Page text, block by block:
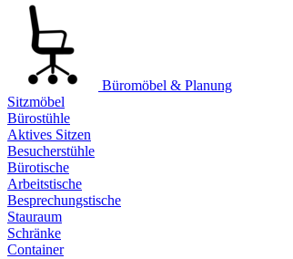
Büromöbel & Planung
Sitzmöbel
Bürostühle
Aktives Sitzen
Besucherstühle
Bürotische
Arbeitstische
Besprechungstische
Stauraum
Schränke
Container